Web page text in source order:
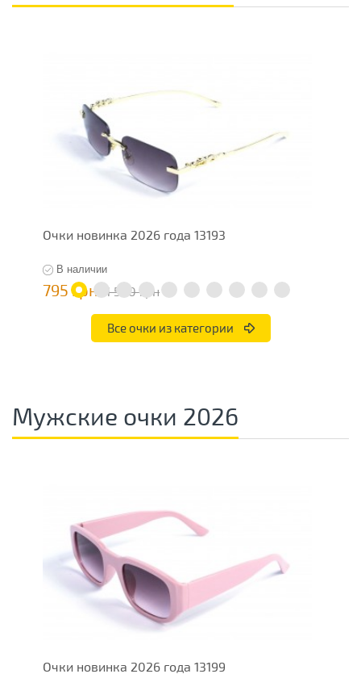
Очки новинка 2026 года 13193
В наличии
795 грн 1 590 грн
Все очки из категории
Мужские очки 2026
Очки новинка 2026 года 13199